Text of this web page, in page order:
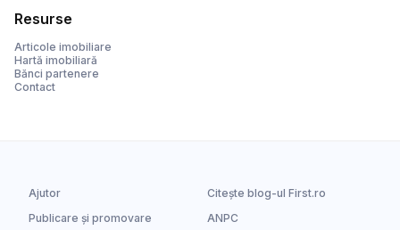
Resurse
Articole imobiliare
Hartă imobiliară
Bănci partenere
Contact
Ajutor
Citește blog-ul First.ro
Publicare și promovare
ANPC